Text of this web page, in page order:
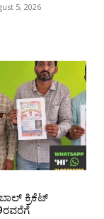
5, 2026
ಕ್ರಿಕೆಟ್